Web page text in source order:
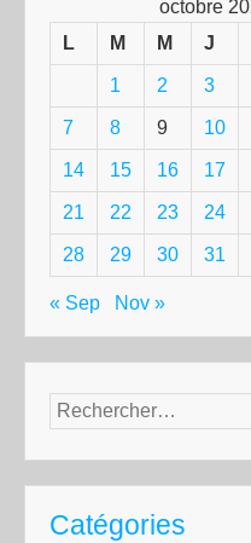
octobre
L
M M J
1 2 3
7 8 9 10
14 15 16 17
21 22 23 24
28 29 30 31
« Sep Nov »
Rechercher :
Catégories